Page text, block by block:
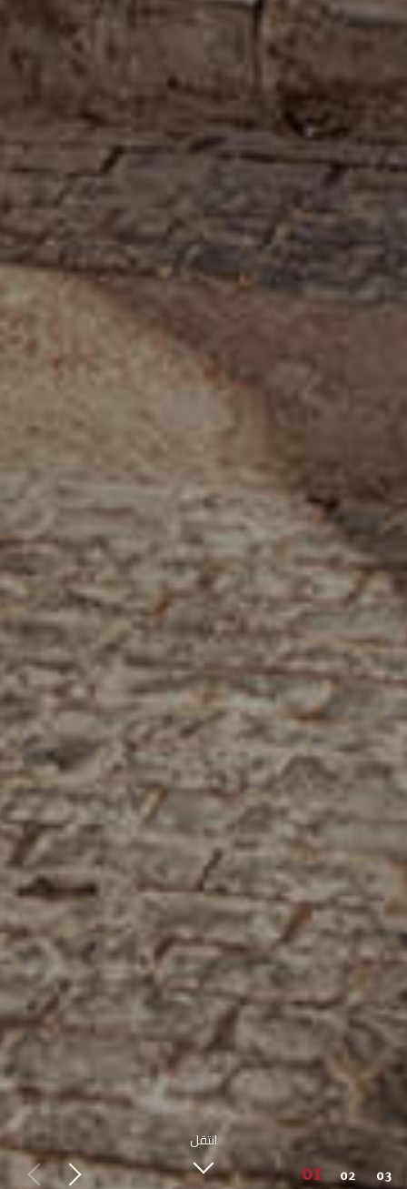
انتقل
الصفحة الرئيسية
قصتنا
قائمة الطعام
فرعنا
صالات الطعام الخاصة
وظائف
INFO@SOBHYKABER.SA
+966 9200 13266
مطعم صبحي كابر
ENGLISH
|اللغة العربية
© حقوق النشر 2021 صبحي كابر. مدعوم من WAK INTERNATIONAL